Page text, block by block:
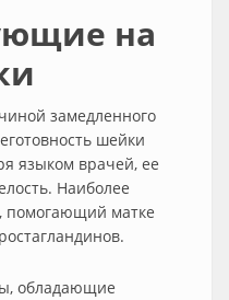
на
замедленного
шейки
языком врачей, ее
Наиболее
помогающий матке
обладающие